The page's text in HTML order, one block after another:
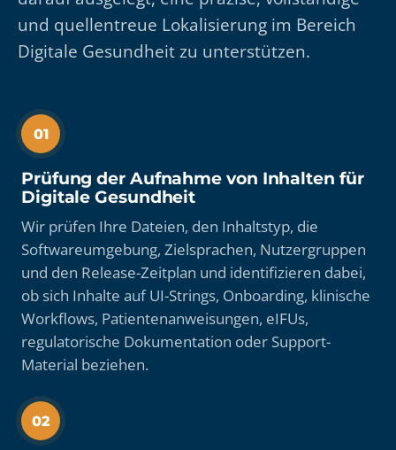
und quellentreue Lokalisierung im Bereich
Digitale Gesundheit zu unterstützen.
01
Prüfung der Aufnahme von Inhalten für
Digitale Gesundheit
Wir prüfen Ihre Dateien, den Inhaltstyp, die
Softwareumgebung, Zielsprachen, Nutzergruppen
und den Release-Zeitplan und identifizieren dabei,
ob sich Inhalte auf UI-Strings, Onboarding, klinische
Workflows, Patientenanweisungen, eIFUs,
regulatorische Dokumentation oder Support-
Material beziehen.
02